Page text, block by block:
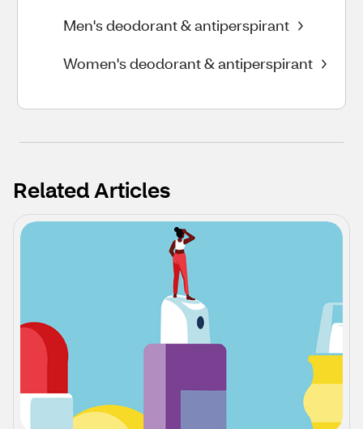
Men's deodorant & antiperspirant
Women's deodorant & antiperspirant
Related Articles